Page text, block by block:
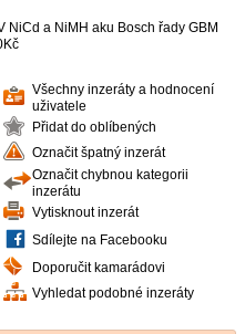
NiCd a NiMH aku Bosch řady GBM
Všechny inzeráty a hodnocení
uživatele
Přidat do oblíbených
Označit špatný inzerát
Označit chybnou kategorii
inzerátu
Vytisknout inzerát
Sdílejte na Facebooku
Doporučit kamarádovi
Vyhledat podobné inzeráty